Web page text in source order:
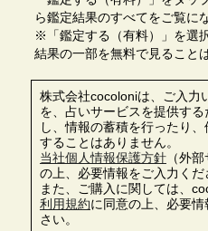
ら鑑定結果のすべてをご覧に
※「鑑定する（有料）」を選
結果の一部を無料で見ること
株式会社cocoloniは、ご入力
を、占いサービスを提供する
し、情報の蓄積を行ったり
することはありません。
当社個人情報保護方針（外部
の上、必要情報をご入力くだ
また、ご購入に関しては、
利用規約に同意の上、必要
さい。